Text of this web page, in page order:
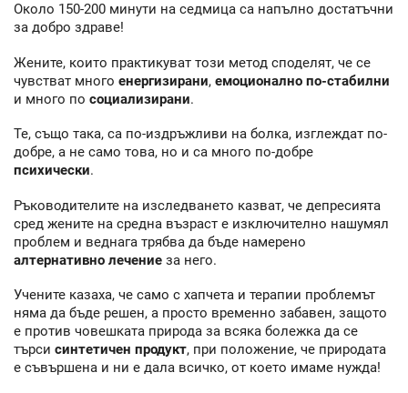
Около 150-200 минути на седмица са напълно достатъчни
за добро здраве!
Жените, които практикуват този метод споделят, че се
чувстват много енергизирани, емоционално по-стабилни
и много по социализирани.
Те, също така, са по-издръжливи на болка, изглеждат по-
добре, а не само това, но и са много по-добре
психически.
Ръководителите на изследването казват, че депресията
сред жените на средна възраст е изключително нашумял
проблем и веднага трябва да бъде намерено
алтернативно лечение за него.
Учените казаха, че само с хапчета и терапии проблемът
няма да бъде решен, а просто временно забавен, защото
е против човешката природа за всяка болежка да се
търси синтетичен продукт, при положение, че природата
е съвършена и ни е дала всичко, от което имаме нужда!